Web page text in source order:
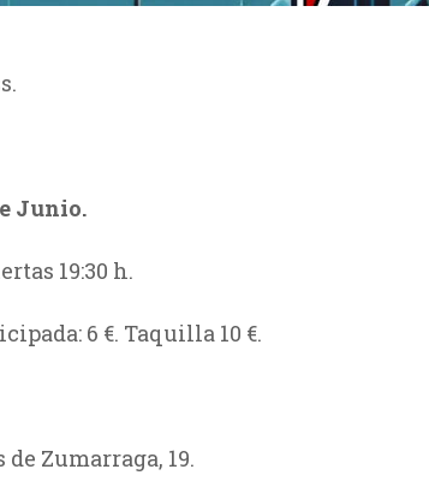
Junio.
19:30 h.
6 €. Taquilla 10 €.
de Zumarraga, 19.